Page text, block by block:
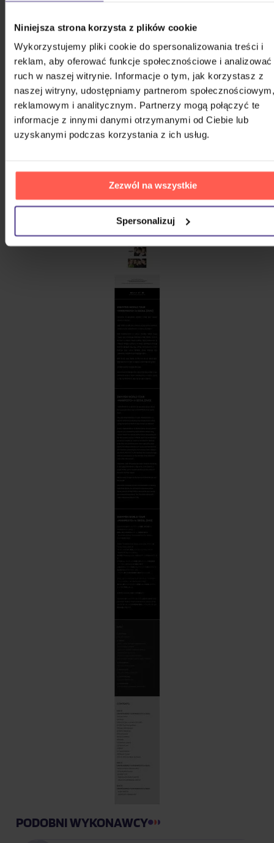
Niniejsza strona korzysta z plików cookie
Wykorzystujemy pliki cookie do spersonalizowania treści i
reklam, aby oferować funkcje społecznościowe i analizować
ruch w naszej witrynie. Informacje o tym, jak korzystasz z
naszej witryny, udostępniamy partnerom społecznościowym,
reklamowym i analitycznym. Partnerzy mogą połączyć te
informacje z innymi danymi otrzymanymi od Ciebie lub
uzyskanymi podczas korzystania z ich usług.
Zezwól na wszystkie
Spersonalizuj
PODOBNI WYKONAWCY